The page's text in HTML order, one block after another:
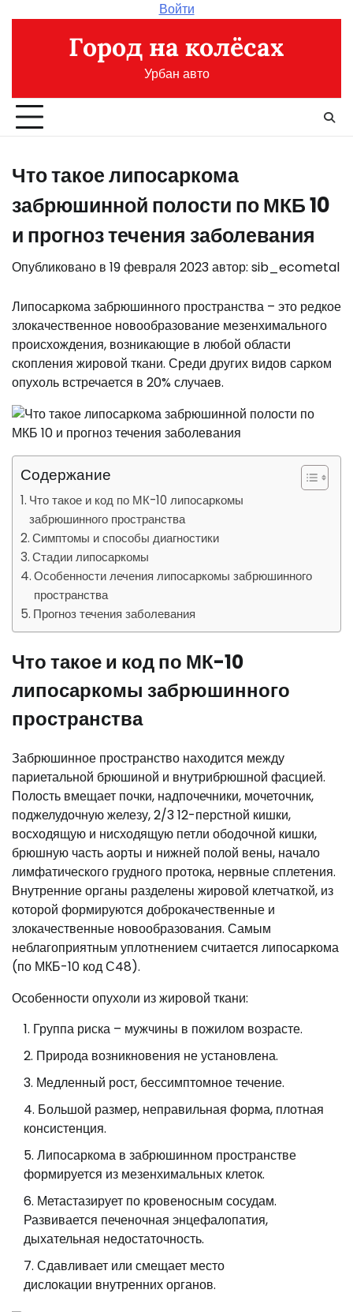
содержимому
Войти
Город на колёсах
Урбан авто
Что такое липосаркома
забрюшинной полости по МКБ 10
и прогноз течения заболевания
Опубликовано в 19 февраля 2023автор: sib_ecometal
Липосаркома забрюшинного пространства – это редкое
злокачественное новообразование мезенхимального
происхождения, возникающие в любой области
скопления жировой ткани. Среди других видов сарком
опухоль встречается в 20% случаев.
Содержание
Что такое и код по МК-10 липосаркомы
забрюшинного пространства
Симптомы и способы диагностики
Стадии липосаркомы
Особенности лечения липосаркомы забрюшинного
пространства
Прогноз течения заболевания
Что такое и код по МК-10
липосаркомы забрюшинного
пространства
Забрюшинное пространство находится между
париетальной брюшиной и внутрибрюшной фасцией.
Полость вмещает почки, надпочечники, мочеточник,
поджелудочную железу, 2/3 12-перстной кишки,
восходящую и нисходящую петли ободочной кишки,
брюшную часть аорты и нижней полой вены, начало
лимфатического грудного протока, нервные сплетения.
Внутренние органы разделены жировой клетчаткой, из
которой формируются доброкачественные и
злокачественные новообразования. Самым
неблагоприятным уплотнением считается липосаркома
(по МКБ-10 код С48).
Особенности опухоли из жировой ткани:
Группа риска – мужчины в пожилом возрасте.
Природа возникновения не установлена.
Медленный рост, бессимптомное течение.
Большой размер, неправильная форма, плотная
консистенция.
Липосаркома в забрюшинном пространстве
формируется из мезенхимальных клеток.
Метастазирует по кровеносным сосудам.
Развивается печеночная энцефалопатия,
дыхательная недостаточность.
Сдавливает или смещает место
дислокации внутренних органов.